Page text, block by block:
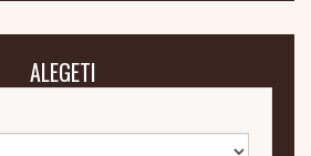
ALEGETI